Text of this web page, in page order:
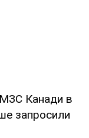
МЗС Канади в
запросили